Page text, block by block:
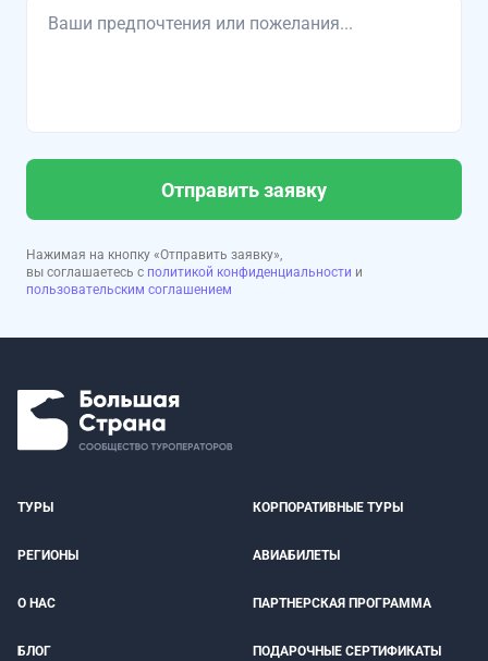
Отправить заявку
Нажимая на кнопку «Отправить заявку»,
вы соглашаетесь с политикой конфиденциальности и
пользовательским соглашением
ТУРЫ КОРПОРАТИВНЫЕ ТУРЫ
РЕГИОНЫ АВИАБИЛЕТЫ
О НАС ПАРТНЕРСКАЯ ПРОГРАММА
БЛОГ ПОДАРОЧНЫЕ СЕРТИФИКАТЫ